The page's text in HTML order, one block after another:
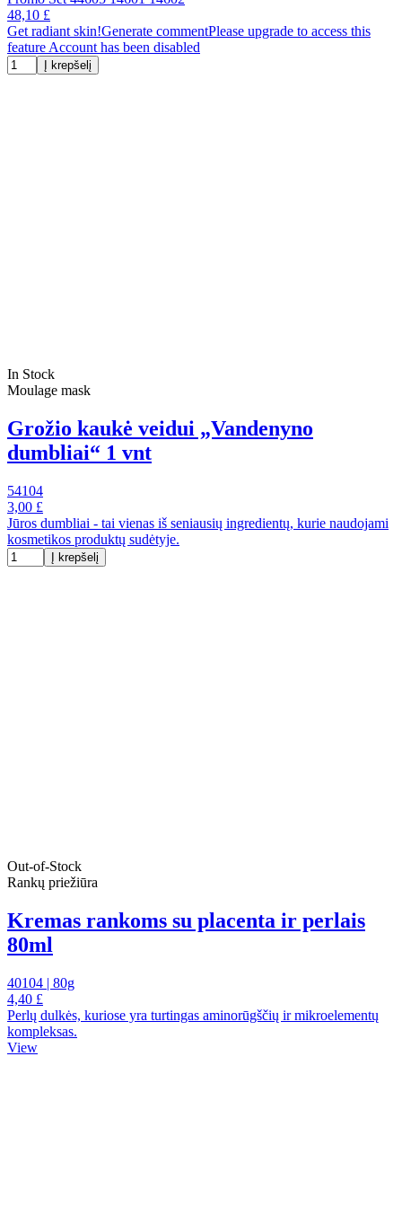
48,10 £
Get radiant skin!Generate commentPlease upgrade to access this
feature Account has been disabled
Į krepšelį
In Stock
Moulage mask
Grožio kaukė veidui „Vandenyno
dumbliai“ 1 vnt
54104
3,00 £
Jūros dumbliai - tai vienas iš seniausių ingredientų, kurie naudojami
kosmetikos produktų sudėtyje.
Į krepšelį
Out-of-Stock
Rankų priežiūra
Kremas rankoms su placenta ir perlais
80ml
40104 | 80g
4,40 £
Perlų dulkės, kuriose yra turtingas aminorūgščių ir mikroelementų
kompleksas.
View